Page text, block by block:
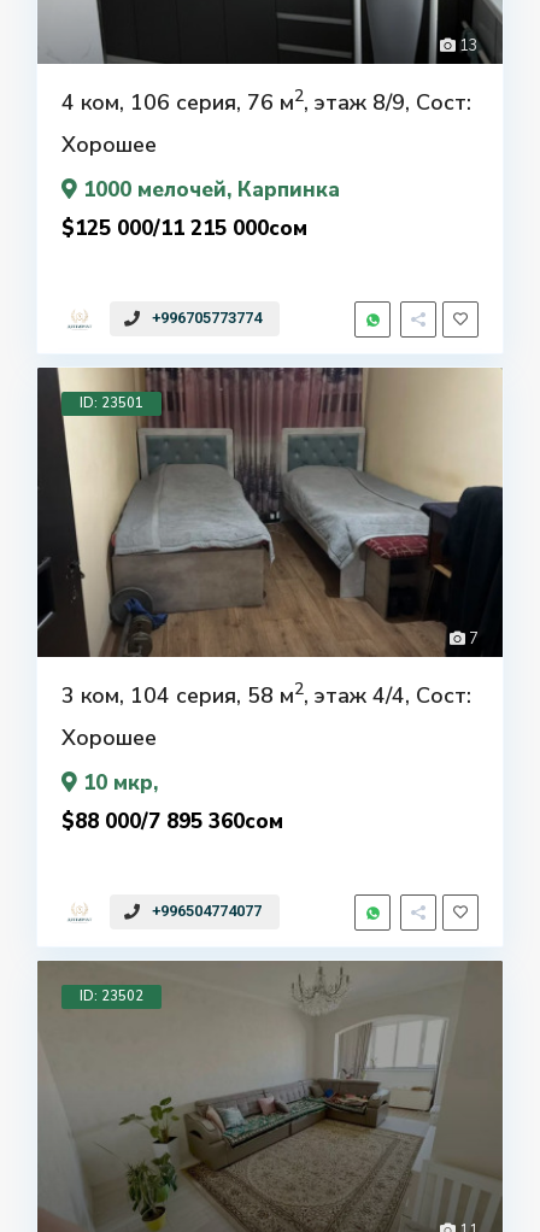
13
4 ком, 106 серия, 76 м2, этаж 8/9, Сост:
Хорошее
1000 мелочей, Карпинка
$125 000/11 215 000сом
+996705773774
7
ID: 23501
3 ком, 104 серия, 58 м2, этаж 4/4, Сост:
Хорошее
10 мкр,
$88 000/7 895 360сом
+996504774077
ID: 23502